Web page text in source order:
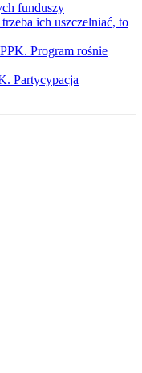
funduszy
ich uszczelniać, to
Program rośnie
Partycypacja